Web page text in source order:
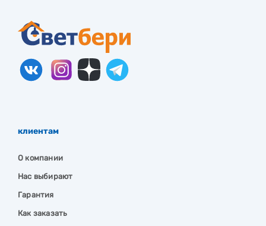
клиентам
О компании
Нас выбирают
Гарантия
Как заказать